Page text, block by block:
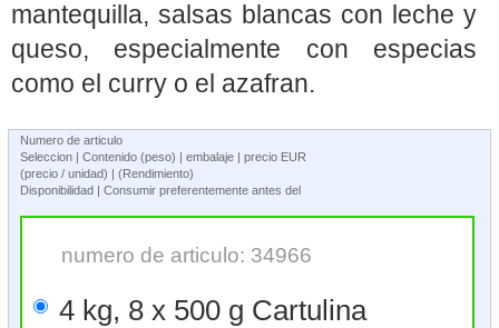
mantequilla, salsas blancas con leche y
queso, especialmente con especias
como el curry o el azafran.
Numero de articulo
Seleccion | Contenido (peso) | embalaje | precio EUR
(precio / unidad) | (Rendimiento)
Disponibilidad | Consumir preferentemente antes del
numero de articulo: 34966
4 kg, 8 x 500 g Cartulina